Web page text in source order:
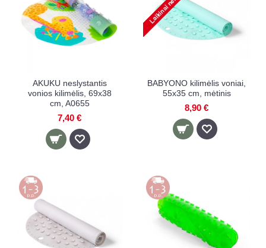
AKUKU neslystantis
vonios kilimėlis, 69x38
cm, A0655
7,40 €
BABYONO kilimėlis voniai,
55x35 cm, mėtinis
8,90 €